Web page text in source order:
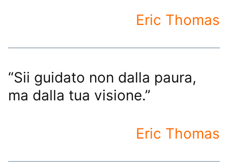
Eric Thomas
“Sii guidato non dalla paura,
ma dalla tua visione.”
Eric Thomas